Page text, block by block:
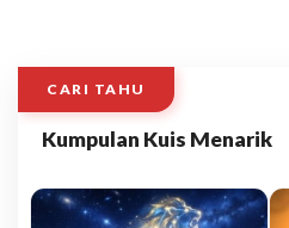
CARI TAHU
Kumpulan Kuis Menarik